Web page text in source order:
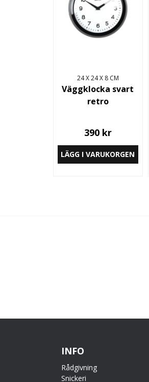
24 X 24 X 8 CM
Väggklocka svart
retro
390 kr
LÄGG I VARUKORGEN
INFO
Rådgivning
Snickeri